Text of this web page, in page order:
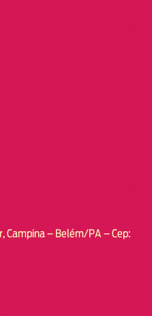
Campina – Belém/PA – Cep: